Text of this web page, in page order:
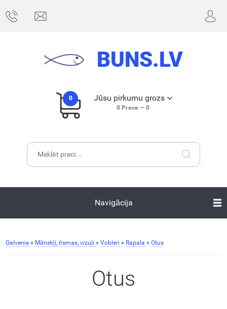
BUNS.LV
0 Jūsu pirkumu grozs
0Prece — 0
Navigācija
Galvenie » Mānekļi, ēsmas, vizuļi » Vobleri » Rapala » Otus
Otus